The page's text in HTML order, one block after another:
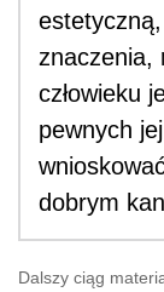
znaczenia,
człowieku
pewnych
dobrym
Dalszy ciąg